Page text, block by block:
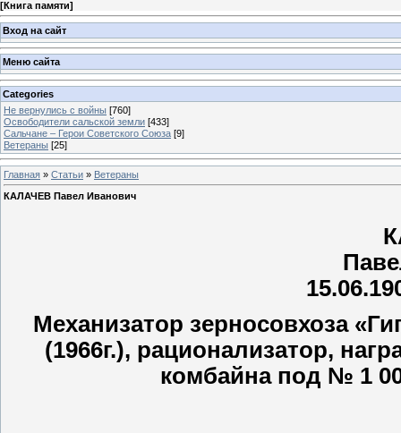
[Книга памяти]
Вход на сайт
Меню сайта
Categories
Не вернулись с войны [760]
Освободители сальской земли [433]
Сальчане – Герои Советского Союза [9]
Ветераны [25]
Главная » Статьи » Ветераны
КАЛАЧЕВ Павел Иванович
Механизатор зерносовхоза
(1966г.), рационализатор,
комбайна под № 1